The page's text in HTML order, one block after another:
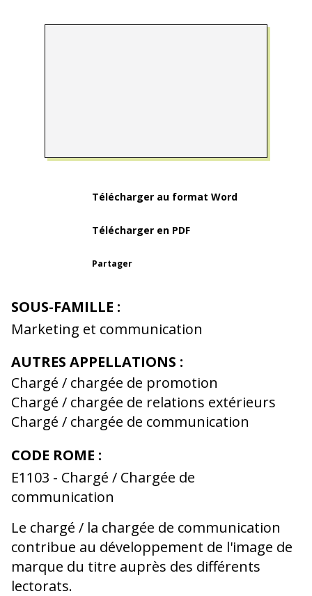
SOUS-FAMILLE :
Marketing et communication
AUTRES APPELLATIONS :
Chargé / chargée de promotion
Chargé / chargée de relations extérieurs
Chargé / chargée de communication
CODE ROME :
E1103 - Chargé / Chargée de
communication
Le chargé / la chargée de communication
contribue au développement de l'image de
marque du titre auprès des différents
lectorats.
Télécharger au format Word
Télécharger en PDF
Partager